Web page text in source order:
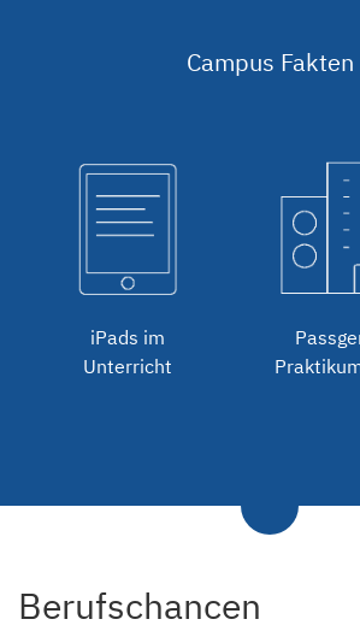
Campus Fakten
iPads im
Unterricht
Berufschancen